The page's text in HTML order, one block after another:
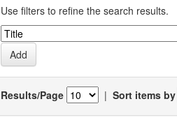
Use filters to refine the search results.
Results/Page | Sort items by